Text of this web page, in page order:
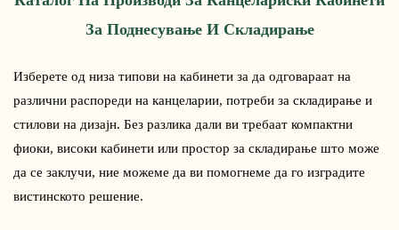
За Поднесување И Складирање
Изберете од низа типови на кабинети за да одговараат на
различни распореди на канцеларии, потреби за складирање и
стилови на дизајн. Без разлика дали ви требаат компактни
фиоки, високи кабинети или простор за складирање што може
да се заклучи, ние можеме да ви помогнеме да го изградите
вистинското решение.